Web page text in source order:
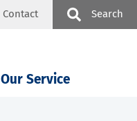
Contact Search
Our Service